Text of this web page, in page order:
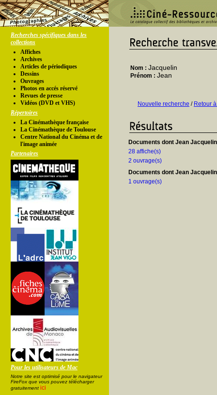
Recherches spécifiques dans les
collections
Affiches
Archives
Articles de périodiques
Dessins
Ouvrages
Photos en accés réservé
Revues de presse
Vidéos (DVD et VHS)
Répertoires
La Cinémathèque française
La Cinémathèque de Toulouse
Centre National du Cinéma et de
l'image animée
Partenaires
Pour les utilisateurs de Mac
Notre site est optimisé pour le navigateur
FireFox que vous pouvez télécharger
gratuitement ici
Nom : Jacquelin
Prénom : Jean
Nouvelle recherche / Retour
Documents dont Jean
28 affiche(s)
2 ouvrage(s)
Documents dont Jean
1 ouvrage(s)